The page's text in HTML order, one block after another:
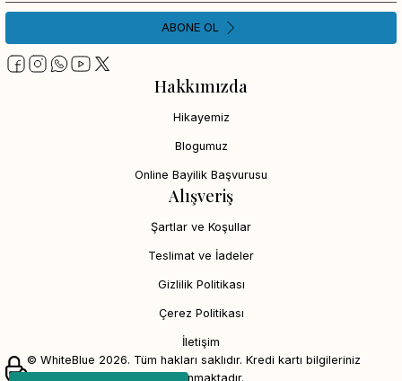
Hakkımızda
Hikayemiz
Blogumuz
Online Bayilik Başvurusu
Alışveriş
Şartlar ve Koşullar
Teslimat ve İadeler
Gizlilik Politikası
Çerez Politikası
İletişim
ABONE OL
© WhiteBlue 2026. Tüm hakları saklıdır. Kredi kartı bilgileriniz
256bit SSL sertifikası ile korunmaktadır.